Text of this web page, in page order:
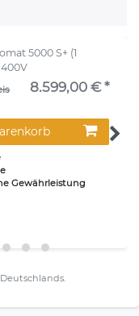
5000 S+ (1
8.599,00 € *
Gewährleistung